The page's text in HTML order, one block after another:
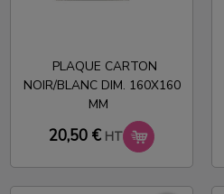
PLAQUE CARTON
NOIR/BLANC DIM. 160X160
MM
20,50 € HT